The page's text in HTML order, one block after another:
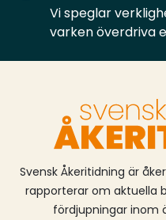
Vi speglar
varken överdriva
Svensk Åkeritidning är
rapporterar om aktuella
fördjupningar inom